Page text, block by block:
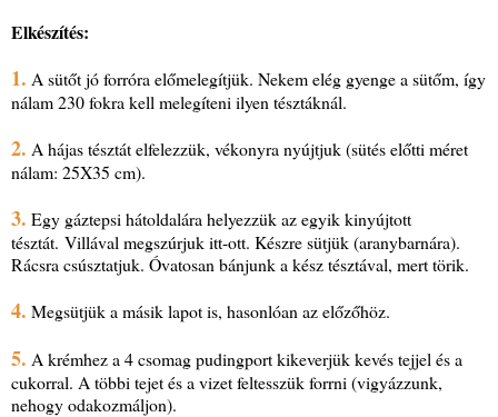
Elkészítés:
1. A sütőt jó forróra előmelegítjük. Nekem elég gyenge a sütőm, így
nálam 230 fokra kell melegíteni ilyen tésztáknál.
2. A hájas tésztát elfelezzük, vékonyra nyújtjuk (sütés előtti méret
nálam: 25X35 cm).
3. Egy gáztepsi hátoldalára helyezzük az egyik kinyújtott
tésztát. Villával megszúrjuk itt-ott. Készre sütjük (aranybarnára).
Rácsra csúsztatjuk. Óvatosan bánjunk a kész tésztával, mert törik.
4. Megsütjük a másik lapot is, hasonlóan az előzőhöz.
5. A krémhez a 4 csomag pudingport kikeverjük kevés tejjel és a
cukorral. A többi tejet és a vizet feltesszük forrni (vigyázzunk,
nehogy odakozmáljon).